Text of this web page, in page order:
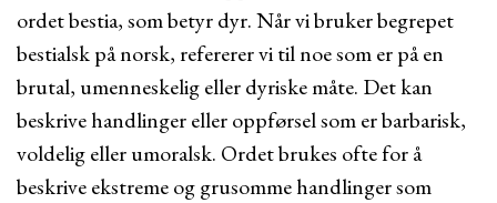
ordet bestia, som betyr dyr. Når vi bruker begrepet
bestialsk på norsk, refererer vi til noe som er på en
brutal, umenneskelig eller dyriske måte. Det kan
beskrive handlinger eller oppførsel som er barbarisk,
voldelig eller umoralsk. Ordet brukes ofte for å
beskrive ekstreme og grusomme handlinger som